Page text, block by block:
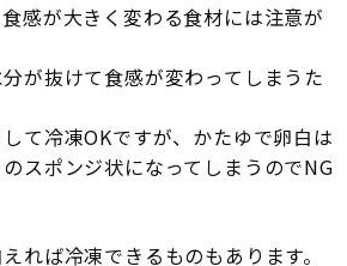
感が大きく変わる食材には注意が
が抜けて食感が変わってしまうた
て冷凍OKですが、かたゆで卵白は
スポンジ状になってしまうのでNG
れば冷凍できるものもあります。